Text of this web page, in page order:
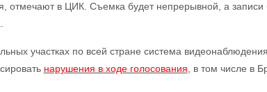
отмечают в ЦИК. Съемка будет непрерывной, а записи
участках по всей стране система
нарушения в ходе голосования , в том числе в